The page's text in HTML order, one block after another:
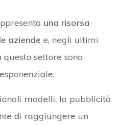
una risorsa
aziende e, negli ultimi
settore sono
modelli, la pubblicità
di raggiungere un